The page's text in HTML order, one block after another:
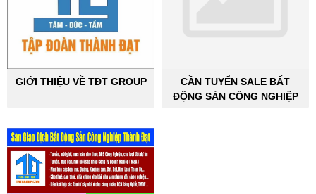
GIỚI THIỆU VỀ TĐT GROUP
CẦN TUYỂN SALE BẤT
ĐỘNG SẢN CÔNG NGHIỆP